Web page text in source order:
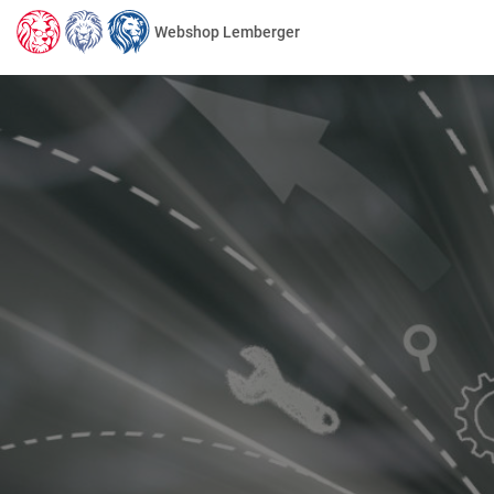
Webshop Lemberger